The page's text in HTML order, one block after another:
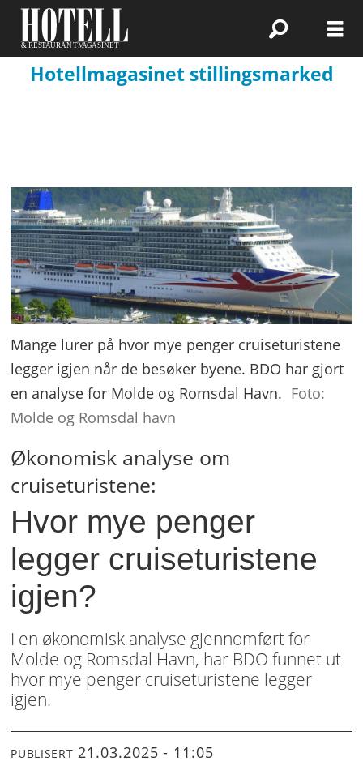
Hotellmagasinet stillingsmarked
Mange lurer på hvor mye penger cruiseturistene
legger igjen når de besøker byene. BDO har gjort
en analyse for Molde og Romsdal Havn. Foto:
Molde og Romsdal havn
Økonomisk analyse om
cruiseturistene:
Hvor mye penger
legger cruiseturistene
igjen?
I en økonomisk analyse gjennomført for
Molde og Romsdal Havn, har BDO funnet ut
hvor mye penger cruiseturistene legger
igjen.
PUBLISERT 21.03.2025 - 11:05